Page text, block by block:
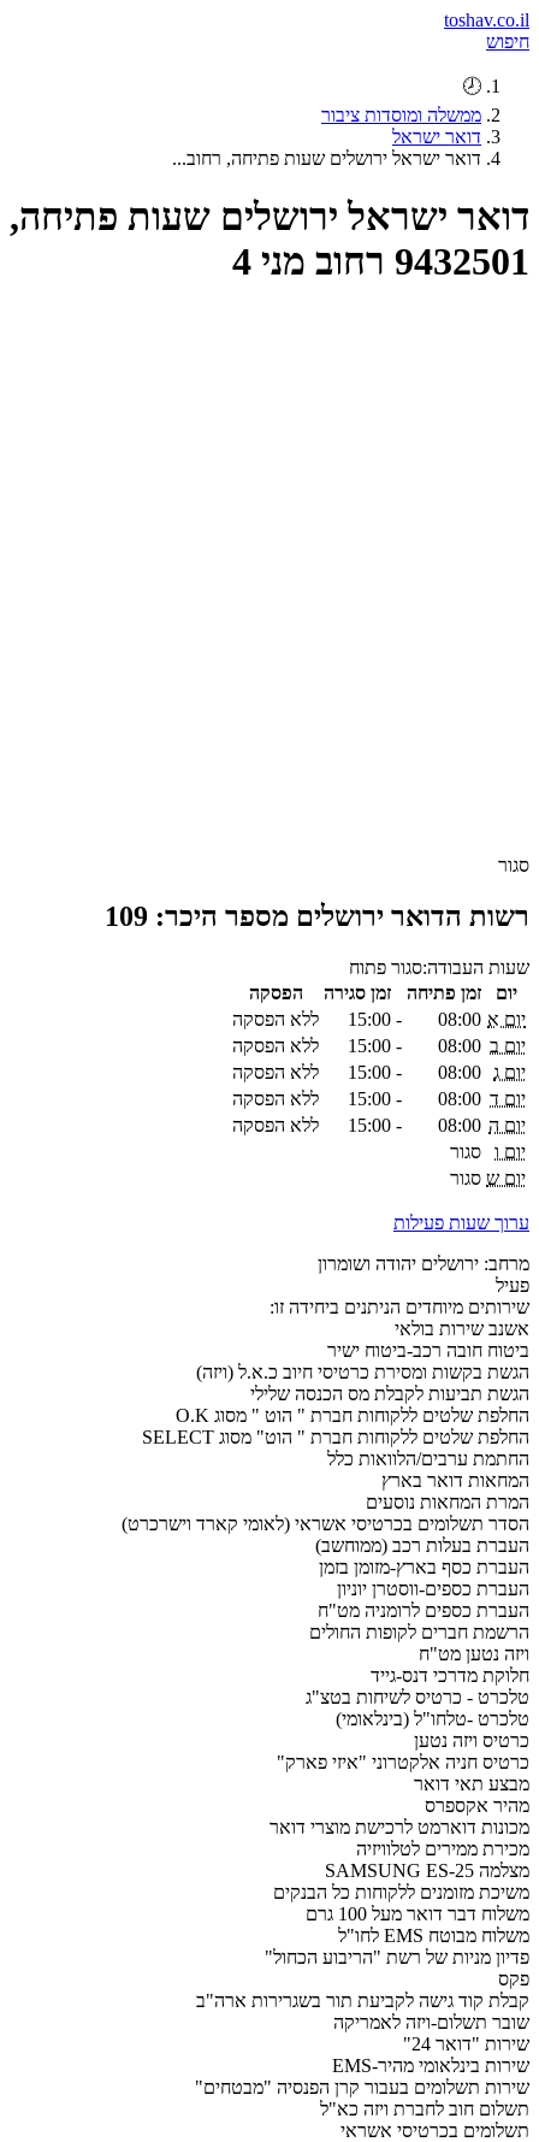
toshav.co.il
חיפוש
🕗
ממשלה ומוסדות ציבור
דואר ישראל
דואר ישראל ירושלים שעות פתיחה, רחוב...
דואר ישראל ירושלים שעות פתיחה,
9432501 רחוב מני 4
סגור
רשות הדואר ירושלים מספר היכר: 109
שעות העבודה:סגור פתוח
יום
זמן פתיחה זמן סגירה
הפסקה
יום א 08:00
-
15:00
ללא הפסקה
יום ב 08:00
-
15:00
ללא הפסקה
יום ג 08:00
-
15:00
ללא הפסקה
יום ד 08:00
-
15:00
ללא הפסקה
יום ה 08:00
-
15:00
ללא הפסקה
יום ו
סגור
יום ש סגור
ערוך שעות פעילות
מרחב: ירושלים יהודה ושומרון
פעיל
שירותים מיוחדים הניתנים ביחידה זו:
אשנב שירות בולאי
ביטוח חובה רכב-ביטוח ישיר
הגשת בקשות ומסירת כרטיסי חיוב כ.א.ל (ויזה)
הגשת תביעות לקבלת מס הכנסה שלילי
החלפת שלטים ללקוחות חברת " הוט " מסוג O.K
החלפת שלטים ללקוחות חברת " הוט" מסוג SELECT
החתמת ערבים/הלוואות כלל
המחאות דואר בארץ
המרת המחאות נוסעים
הסדר תשלומים בכרטיסי אשראי (לאומי קארד וישרכרט)
העברת בעלות רכב (ממוחשב)
העברת כסף בארץ-מזומן בזמן
העברת כספים-ווסטרן יוניון
העברת כספים לרומניה מט"ח
הרשמת חברים לקופות החולים
ויזה נטען מט"ח
חלוקת מדרכי דנס-גייד
טלכרט - כרטיס לשיחות בטצ"ג
טלכרט -טלחו"ל (בינלאומי)
כרטיס ויזה נטען
כרטיס חניה אלקטרוני "איזי פארק"
מבצע תאי דואר
מהיר אקספרס
מכונות דוארמט לרכישת מוצרי דואר
מכירת ממירים לטלוויזיה
מצלמה SAMSUNG ES-25
משיכת מזומנים ללקוחות כל הבנקים
משלוח דבר דואר מעל 100 גרם
משלוח מבוטח EMS לחו"ל
פדיון מניות של רשת "הריבוע הכחול"
פקס
קבלת קוד גישה לקביעת תור בשגרירות ארה"ב
שובר תשלום-ויזה לאמריקה
שירות "דואר 24"
שירות בינלאומי מהיר-EMS
שירות תשלומים בעבור קרן הפנסיה "מבטחים"
תשלום חוב לחברת ויזה כא"ל
תשלומים בכרטיסי אשראי